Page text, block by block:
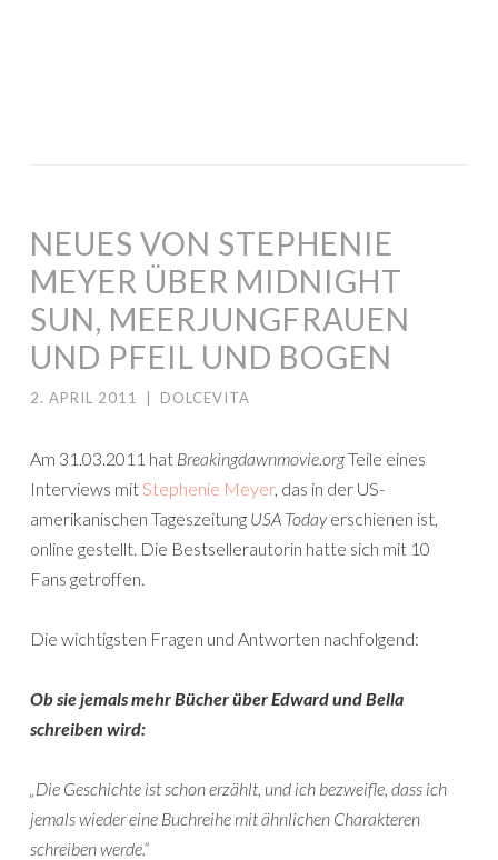
NEUES VON STEPHENIE
MEYER ÜBER MIDNIGHT
SUN, MEERJUNGFRAUEN
UND PFEIL UND BOGEN
2. APRIL 2011 DOLCEVITA
Am 31.03.2011 hat Breakingdawnmovie.orgTeile eines
Interviews mitStephenie Meyer, das in der US-
amerikanischen Tageszeitung USA Todayerschienen ist,
online gestellt. Die Bestsellerautorin hatte sich mit 10
Fans getroffen.
Die wichtigsten Fragen und Antworten nachfolgend:
Ob sie jemals mehr Bücher über Edward und Bella
schreiben wird:
„Die Geschichte ist schon erzählt, und ich bezweifle, dass ich
jemals wieder eine Buchreihe mit ähnlichen Charakteren
schreiben werde.“